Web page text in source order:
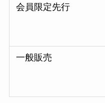
会員限定先行
一般販売